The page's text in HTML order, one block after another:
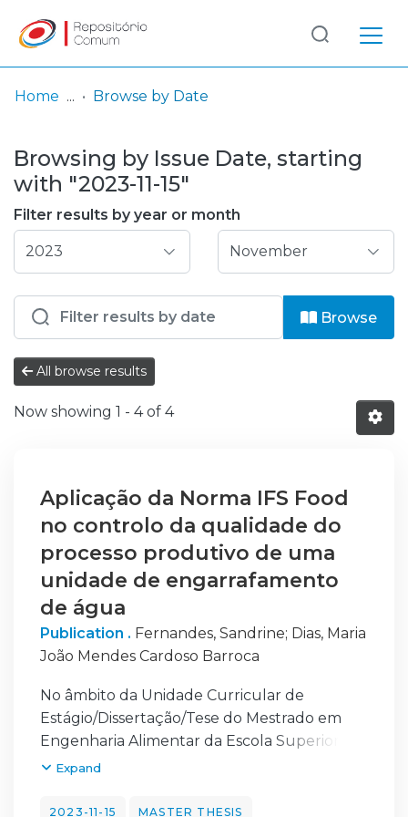
& Collections
Browse repository
Entities
Log
In
(current)
Home Browse by Date
Browsing by Issue Date, starting
with "2023-11-15"
Filter results by year or month
Browse
All browse results
Now showing 1 - 4 of 4
Aplicação da Norma IFS Food
no controlo da qualidade do
processo produtivo de uma
unidade de engarrafamento
de água
Publication . Fernandes, Sandrine; Dias, Maria
João Mendes Cardoso Barroca
No âmbito da Unidade Curricular de
Estágio/Dissertação/Tese do Mestrado em
Engenharia Alimentar da Escola Superior
Agrária de Coimbra, do Instituto Politécnico
das Caldas de Penacova um estágio
Expand
2023-11-15 MASTER THESIS